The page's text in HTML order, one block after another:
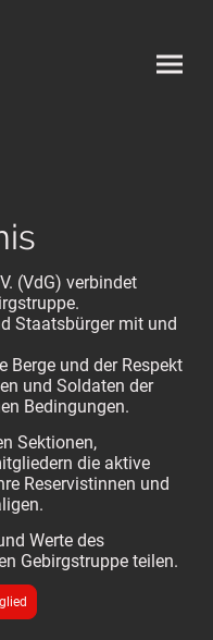
(VdG) verbindet
Staatsbürger mit und
Berge und der Respekt
und Soldaten der
Bedingungen.
Sektionen,
die aktive
Reservistinnen und
Werte des
Gebirgstruppe teilen.